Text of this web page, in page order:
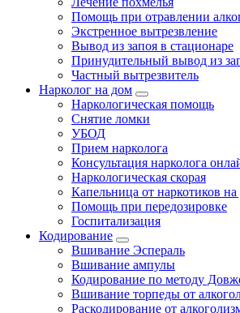
Помощь при отравлении
Экстренное вытрезвление
Вывод из запоя в стационаре
Принудительный вывод из
Частный вытрезвитель
Нарколог на дом
Наркологическая помощь
Снятие ломки
УБОД
Прием нарколога
Консультация нарколога
Наркологическая скорая
Капельница от наркотиков
Помощь при передозировке
Госпитализация
Кодирование
Вшивание Эспераль
Вшивание ампулы
Кодирование по методу
Вшивание торпеды от
Раскодирование от